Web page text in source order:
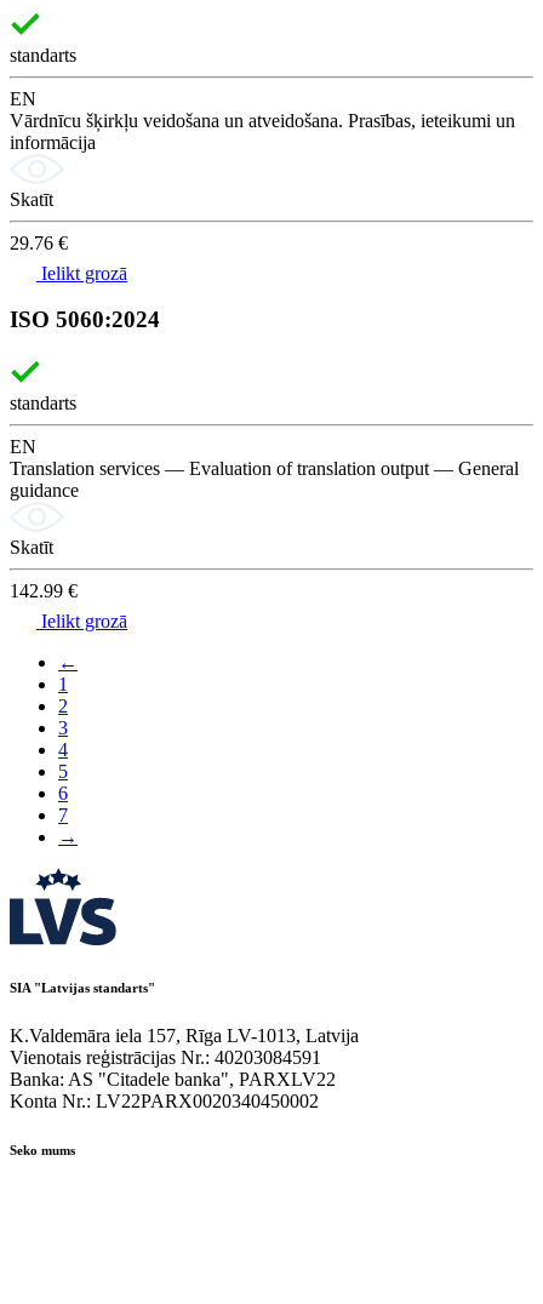
standarts
EN
Vārdnīcu šķirkļu veidošana un atveidošana. Prasības, ieteikumi un
informācija
Skatīt
29.76 €
Ielikt grozā
ISO 5060:2024
standarts
EN
Translation services — Evaluation of translation output — General
guidance
Skatīt
142.99 €
Ielikt grozā
←
1
2
3
4
5
6
7
→
SIA "Latvijas standarts"
K.Valdemāra iela 157, Rīga LV-1013, Latvija
Vienotais reģistrācijas Nr.: 40203084591
Banka: AS "Citadele banka", PARXLV22
Konta Nr.: LV22PARX0020340450002
Seko mums